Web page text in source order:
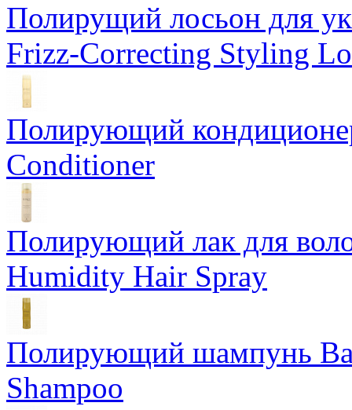
Полирущий лосьон для
Frizz-Correcting Styling
Полирующий
Conditioner
Полирующий лак для
Humidity Hair Spray
Полирующий шампунь
Shampoo